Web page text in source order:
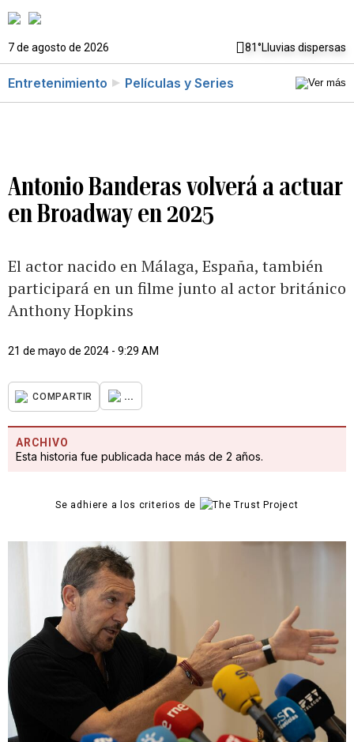
7 de agosto de 2026 81°Lluvias dispersas
Entretenimiento Películas y Series
Antonio Banderas volverá a actuar
en Broadway en 2025
El actor nacido en Málaga, España, también
participará en un filme junto al actor británico
Anthony Hopkins
21 de mayo de 2024 - 9:29 AM
COMPARTIR ...
ARCHIVO
Esta historia fue publicada hace más de 2 años.
Se adhiere a los criterios de